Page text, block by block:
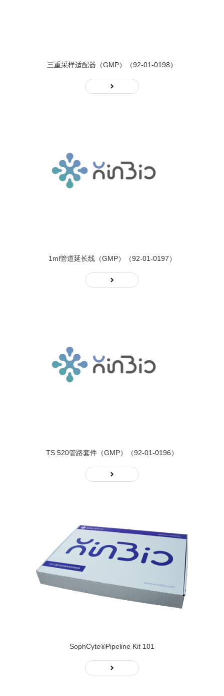
三重采样适配器（GMP）（92-01-0198）
1ml管道延长线（GMP）（92-01-0197）
TS 520管路套件（GMP）（92-01-0196）
SophCyte®Pipeline Kit 101